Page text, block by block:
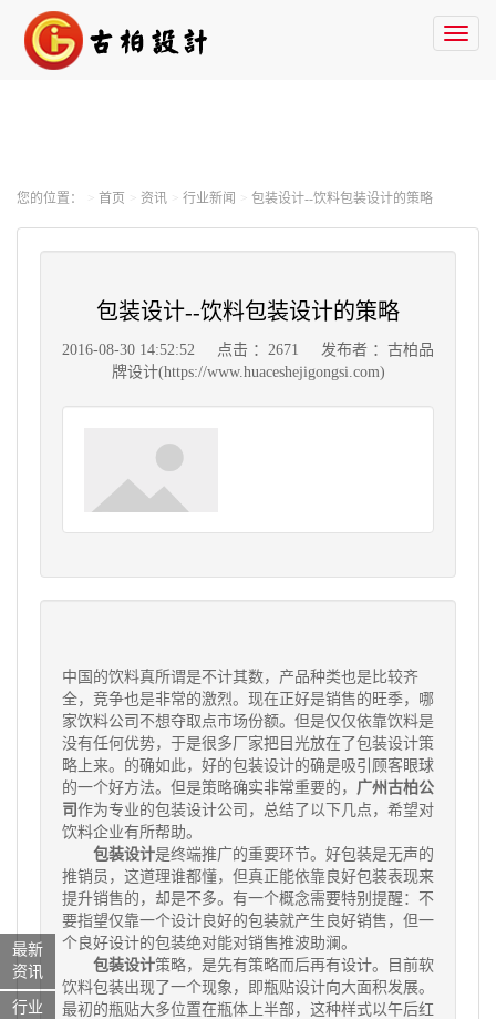
您的位置： 首页 资讯 行业新闻 包装设计--饮料包装设计的策略
包装设计--饮料包装设计的策略
2016-08-30 14:52:52 点击 ：2671
发布者 ：古柏品
牌设计(https://www.huaceshejigongsi.com)
中国的饮料真所谓是不计其数，产品种类也是比较齐
全，竞争也是非常的激烈。现在正好是销售的旺季，哪
家饮料公司不想夺取点市场份额。但是仅仅依靠饮料是
没有任何优势，于是很多厂家把目光放在了包装设计策
略上来。的确如此，好的包装设计的确是吸引顾客眼球
的一个好方法。但是策略确实非常重要的， 广州古柏公
司 作为专业的包装设计公司，总结了以下几点，希望对
饮料企业有所帮助。
包装设计是终端推广的重要环节。好包装是无声的
推销员，这道理谁都懂，但真正能依靠良好包装表现来
提升销售的，却是不多。有一个概念需要特别提醒：不
要指望仅靠一个设计良好的包装就产生良好销售，但一
个良好设计的包装绝对能对销售推波助澜。
包装设计策略，是先有策略而后再有设计。目前软
饮料包装出现了一个现象，即瓶贴设计向大面积发展。
最初的瓶贴大多位置在瓶体上半部，这种样式以午后红
最新
资讯
行业